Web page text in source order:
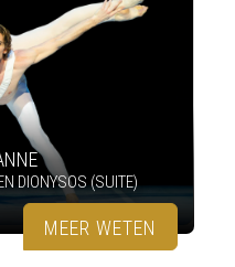
DIONYSOS (SUITE)
MEER WETEN